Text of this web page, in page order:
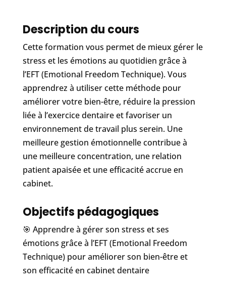
Description du cours
Cette formation vous permet de mieux gérer le
stress et les émotions au quotidien grâce à
l’EFT (Emotional Freedom Technique). Vous
apprendrez à utiliser cette méthode pour
améliorer votre bien-être, réduire la pression
liée à l’exercice dentaire et favoriser un
environnement de travail plus serein. Une
meilleure gestion émotionnelle contribue à
une meilleure concentration, une relation
patient apaisée et une efficacité accrue en
cabinet.
Objectifs pédagogiques
🎯 Apprendre à gérer son stress et ses
émotions grâce à l’EFT (Emotional Freedom
Technique) pour améliorer son bien-être et
son efficacité en cabinet dentaire